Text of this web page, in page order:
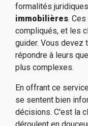
formalités
immobilières.
compliqués, et les
guider. Vous devez
répondre à leurs
plus complexes.
En offrant ce
se sentent bien
décisions. C'est la